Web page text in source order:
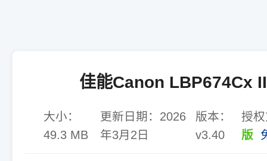
佳能Canon LBP674Cx
大小：
49.3 MB
更新日期： 2026
年3月2日
版本：
v3.40
授
版